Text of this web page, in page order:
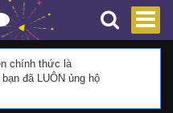
chính thức là
đã LUÔN ủng hộ